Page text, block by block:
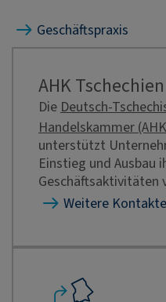
Geschäftspraxis
AHK Tschechien
Die Deutsch-
Handelskammer
unterstützt
Einstieg und Ausbau
Geschäftsaktivitäten
Weitere Kontakte